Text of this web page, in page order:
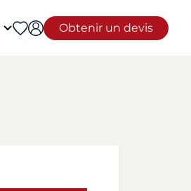
Obtenir un devis